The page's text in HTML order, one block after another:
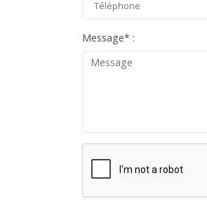
Message* :